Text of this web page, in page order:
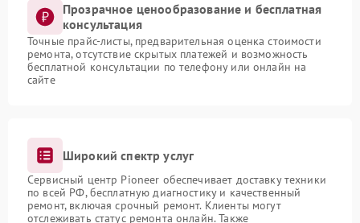
Прозрачное ценообразование и бесплатная
консультация
Точные прайс-листы, предварительная оценка стоимости
ремонта, отсутствие скрытых платежей и возможность
бесплатной консультации по телефону или онлайн на
сайте
Широкий спектр услуг
Сервисный центр Pioneer обеспечивает доставку техники
по всей РФ, бесплатную диагностику и качественный
ремонт, включая срочный ремонт. Клиенты могут
отслеживать статус ремонта онлайн. Также